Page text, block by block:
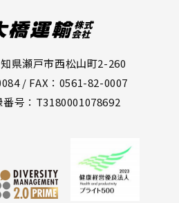
県瀬戸市西松山町2-260
/ FAX：0561-82-0007
号：T3180001078692